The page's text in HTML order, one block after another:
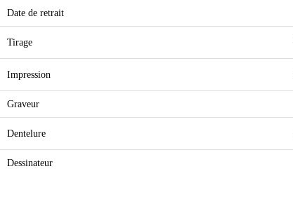
Date de retrait
Tirage
Impression
Graveur
Dentelure
Dessinateur